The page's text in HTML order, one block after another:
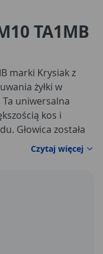
TA1MB
marki Krysiak z
żyłki w
uniwersalna
kos i
Głowica została
sztucznego,
ją w swoim
być pewny, że
długi czas.
Czytaj więcej